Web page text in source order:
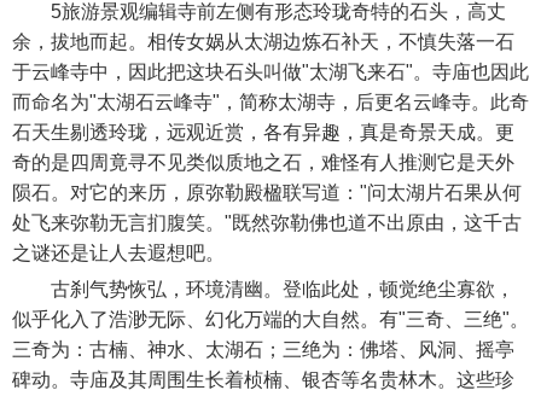
5旅游景观编辑寺前左侧有形态玲珑奇特的石头，高丈
余，拔地而起。相传女娲从太湖边炼石补天，不慎失落一石
于云峰寺中，因此把这块石头叫做"太湖飞来石"。寺庙也因此
而命名为"太湖石云峰寺"，简称太湖寺，后更名云峰寺。此奇
石天生剔透玲珑，远观近赏，各有异趣，真是奇景天成。更
奇的是四周竟寻不见类似质地之石，难怪有人推测它是天外
陨石。对它的来历，原弥勒殿楹联写道："问太湖片石果从何
处飞来弥勒无言扪腹笑。"既然弥勒佛也道不出原由，这千古
之谜还是让人去遐想吧。
古刹气势恢弘，环境清幽。登临此处，顿觉绝尘寡欲，
似乎化入了浩渺无际、幻化万端的大自然。有"三奇、三绝"。
三奇为：古楠、神水、太湖石；三绝为：佛塔、风洞、摇亭
碑动。寺庙及其周围生长着桢楠、银杏等名贵林木。这些珍